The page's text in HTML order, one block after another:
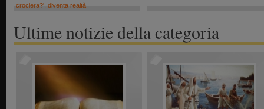
crociera?', diventa realtà
Ultime notizie della categoria